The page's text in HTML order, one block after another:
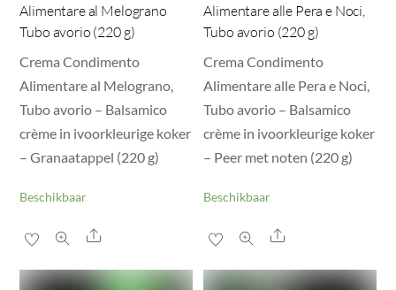
Alimentare al Melograno
Tubo avorio (220 g)
Crema Condimento
Alimentare al Melograno,
Tubo avorio – Balsamico
crème in ivoorkleurige koker
– Granaatappel (220 g)
Beschikbaar
Share
Alimentare alle Pera e Noci,
Tubo avorio (220 g)
Crema Condimento
Alimentare alle Pera e Noci,
Tubo avorio – Balsamico
crème in ivoorkleurige koker
– Peer met noten (220 g)
Beschikbaar
Share